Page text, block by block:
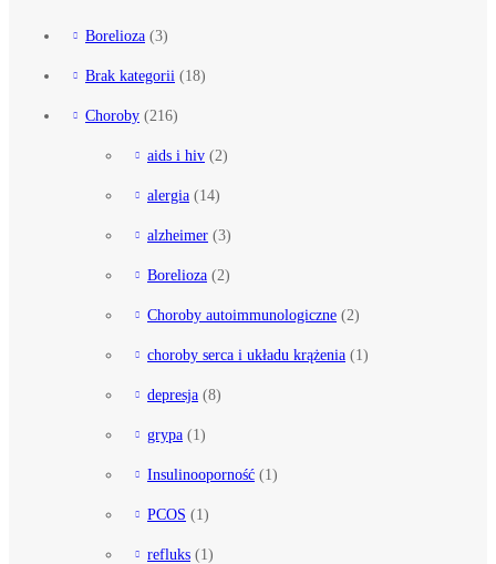
Borelioza (3)
Brak kategorii (18)
Choroby (216)
aids i hiv (2)
alergia (14)
alzheimer (3)
Borelioza (2)
Choroby autoimmunologiczne (2)
choroby serca i układu krążenia (1)
depresja (8)
grypa (1)
Insulinooporność (1)
PCOS (1)
refluks (1)